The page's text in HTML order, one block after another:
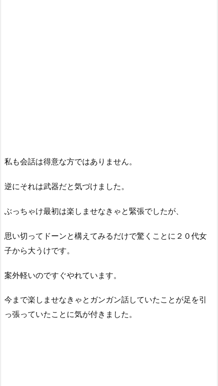
私も会話は得意な方ではありません。
逆にそれは武器だと気づけました。
ぶっちゃけ最初は楽しませなきゃと緊張でしたが、
思い切ってドーンと構えてみるだけで驚くことに２０代女
子から大うけです。
案外軽いのですぐやれています。
今まで楽しませなきゃとガンガン話していたことが足を引
っ張っていたことに気が付きました。